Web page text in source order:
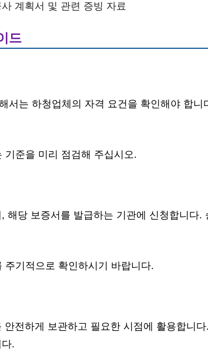
계획서 및 관련 증빙 자료
드
서는 하청업체의 자격 요건을 확인해야 합니
기준을 미리 점검해 주십시오.
해당 보증서를 발급하는 기관에 신청합니다.
주기적으로 확인하시기 바랍니다.
안전하게 보관하고 필요한 시점에 활용합니
.